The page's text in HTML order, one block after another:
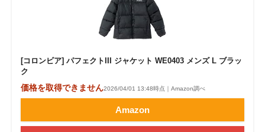
[コロンビア] パフェクトIII ジャケット WE0403 メンズ L ブラッ
ク
価格を取得できません2026/04/01 13:48時点｜Amazon調べ
Amazon